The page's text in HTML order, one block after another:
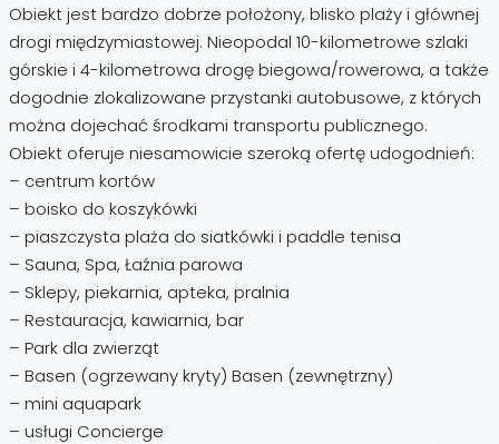
Obiekt jest bardzo dobrze położony, blisko plaży i głównej
drogi międzymiastowej. Nieopodal 10-kilometrowe szlaki
górskie i 4-kilometrowa drogę biegowa/rowerowa, a także
dogodnie zlokalizowane przystanki autobusowe, z których
można dojechać środkami transportu publicznego.
Obiekt oferuje niesamowicie szeroką ofertę udogodnień:
– centrum kortów
– boisko do koszykówki
– piaszczysta plaża do siatkówki i paddle tenisa
– Sauna, Spa, Łaźnia parowa
– Sklepy, piekarnia, apteka, pralnia
– Restauracja, kawiarnia, bar
– Park dla zwierząt
– Basen (ogrzewany kryty) Basen (zewnętrzny)
– mini aquapark
– usługi Concierge